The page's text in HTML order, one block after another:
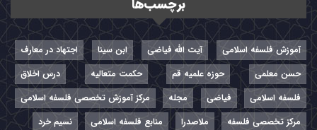
برچسب‌ها
آموزش فلسفه اسلامی آیت الله فیاضی ابن سینا
اجتهاد در معارف
حسن معلمی
حوزه علمیه قم حکمت متعالیه
درس اخلاق
فلسفه اسلامی
فیاضی مجله
مرکز آموزش تخصصی فلسفه اسلامی
مرکز تخصصی فلسفه
ملاصدرا منابع فلسفه اسلامی نسیم خرد